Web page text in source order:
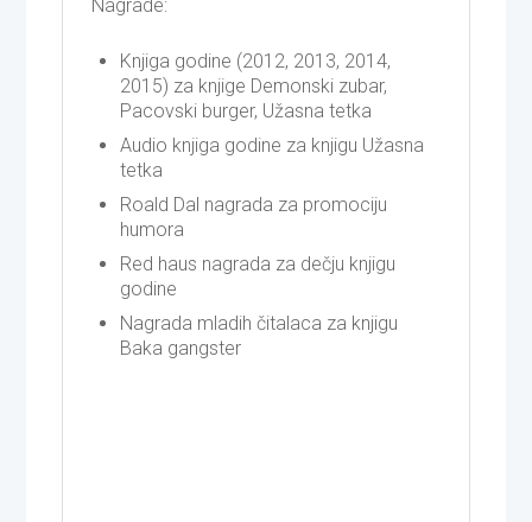
Nagrade:
Knjiga godine (2012, 2013, 2014,
2015) za knjige Demonski zubar,
Pacovski burger, Užasna tetka
Audio knjiga godine za knjigu Užasna
tetka
Roald Dal nagrada za promociju
humora
Red haus nagrada za dečju knjigu
godine
Nagrada mladih čitalaca za knjigu
Baka gangster